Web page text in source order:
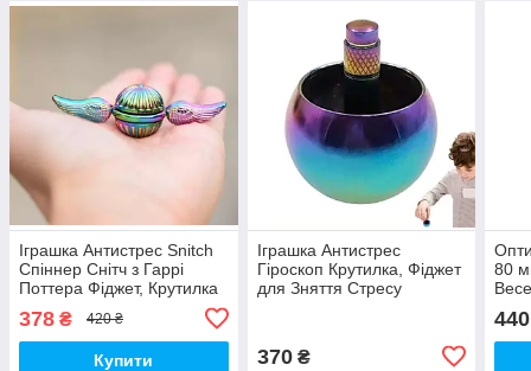
Іграшка Антистрес Snitch
Спіннер Снітч з Гаррі
Поттера Фіджет, Крутилка
378 ₴ 420 ₴
Купити
Іграшка Антистрес
Гіроскоп Крутилка, Фіджет
для Зняття Стресу
370₴
80
440